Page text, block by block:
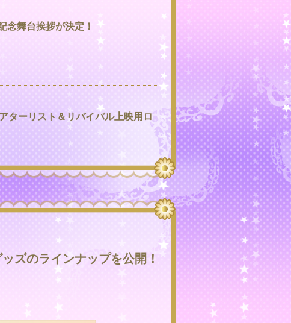
念舞台挨拶が決定！
ーリスト＆リバイバル上映用ロ
ズのラインナップを公開！